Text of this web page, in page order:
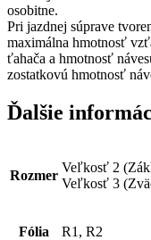
osobitne.
Pri jazdnej súprave
maximálna hmotnosť
ťahača a hmotnosť
zostatkovú hmotnosť
Ďalšie
Rozmer
Veľkosť 2
Veľkosť 3
Fólia R1, R2